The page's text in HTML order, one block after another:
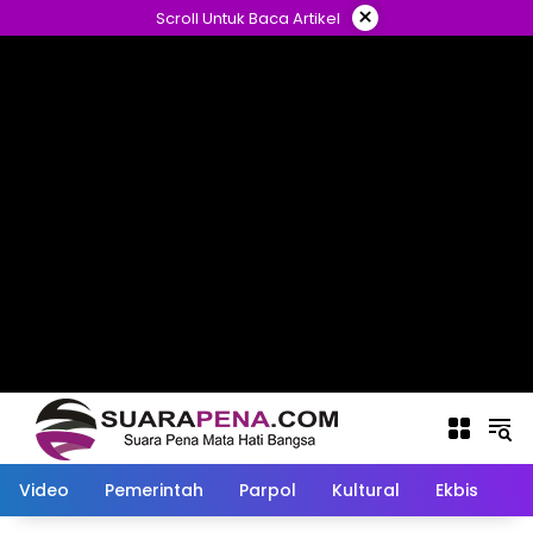
ke
Scroll Untuk Baca Artikel ×
Video Pemerintah Parpol Kultural Ekbis